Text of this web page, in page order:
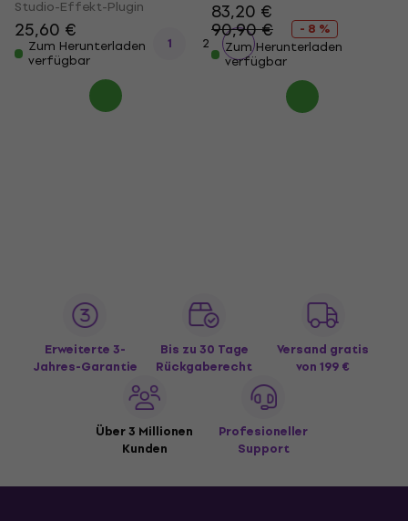
Studio-Effekt-Plugin
25,60 €
Zum Herunterladen
verfügbar
83,20 €
90,90 €
- 8 %
Zum Herunterladen
verfügbar
1 2
Erweiterte 3-
Jahres-Garantie
Bis zu 30 Tage
Rückgaberecht
Versand gratis
von 199 €
Über 3 Millionen
Kunden
Profesioneller
Support